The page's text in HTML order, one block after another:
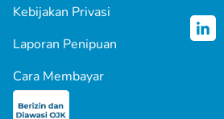
Kebijakan Privasi
Laporan Penipuan
Cara Membayar